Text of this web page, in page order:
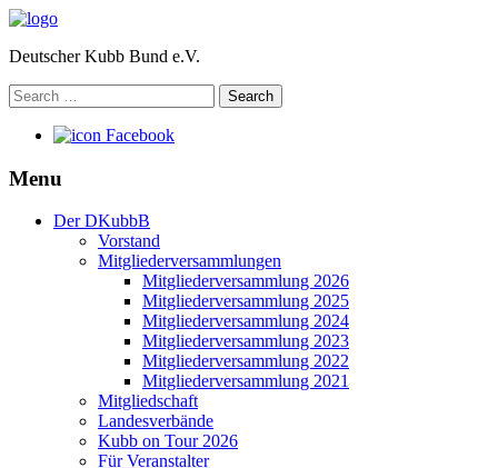
Deutscher Kubb Bund e.V.
Search
for:
Facebook
Menu
Der DKubbB
Vorstand
Mitgliederversammlungen
Mitgliederversammlung 2026
Mitgliederversammlung 2025
Mitgliederversammlung 2024
Mitgliederversammlung 2023
Mitgliederversammlung 2022
Mitgliederversammlung 2021
Mitgliedschaft
Landesverbände
Kubb on Tour 2026
Für Veranstalter